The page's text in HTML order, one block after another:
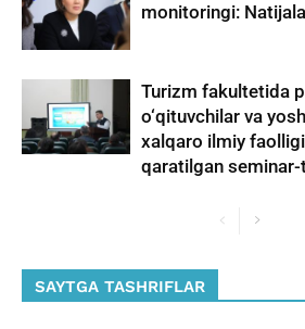
monitoringi:
Turizm fakultetida
o‘qituvchilar va
xalqaro ilmiy
qaratilgan
SAYTGA TASHRIFLAR